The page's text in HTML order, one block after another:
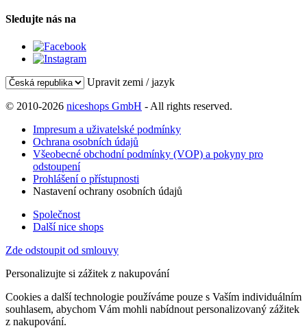
Sledujte nás na
Upravit zemi / jazyk
© 2010-2026 niceshops GmbH - All rights reserved.
Impresum a uživatelské podmínky
Ochrana osobních údajů
Všeobecné obchodní podmínky (VOP) a pokyny pro
odstoupení
Prohlášení o přístupnosti
Nastavení ochrany osobních údajů
Společnost
Další nice shops
Zde odstoupit od smlouvy
Personalizujte si zážitek z nakupování
Cookies a další technologie používáme pouze s Vaším individuálním
souhlasem, abychom Vám mohli nabídnout personalizovaný zážitek
z nakupování.